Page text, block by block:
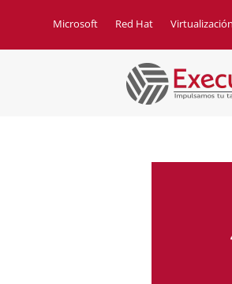
Microsoft Red Hat Virtualización